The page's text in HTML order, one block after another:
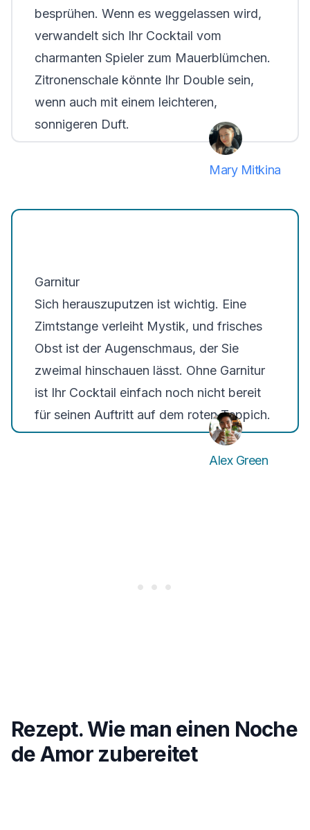
besprühen. Wenn es weggelassen wird,
verwandelt sich Ihr Cocktail vom
charmanten Spieler zum Mauerblümchen.
Zitronenschale könnte Ihr Double sein,
wenn auch mit einem leichteren,
sonnigeren Duft.
Mary Mitkina
Garnitur
Sich herauszuputzen ist wichtig. Eine
Zimtstange verleiht Mystik, und frisches
Obst ist der Augenschmaus, der Sie
zweimal hinschauen lässt. Ohne Garnitur
ist Ihr Cocktail einfach noch nicht bereit
für seinen Auftritt auf dem roten Teppich.
Alex Green
Rezept. Wie man einen Noche
de Amor zubereitet